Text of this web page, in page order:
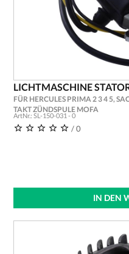
LICHTMASCHINE
FÜR HERCULES PRIMA 2 3 4 5,
TAKT ZÜNDSPULE MOFA
ArtNr.: SL-150-031 - 0
/ 0
IN DEN